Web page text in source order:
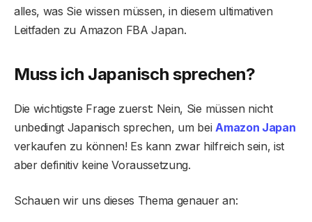
alles, was Sie wissen müssen, in diesem ultimativen
Leitfaden zu Amazon FBA Japan.
Muss ich Japanisch sprechen?
Die wichtigste Frage zuerst: Nein, Sie müssen nicht
unbedingt Japanisch sprechen, um beiAmazon Japan
verkaufen zu können! Es kann zwar hilfreich sein, ist
aber definitiv keine Voraussetzung.
Schauen wir uns dieses Thema genauer an: